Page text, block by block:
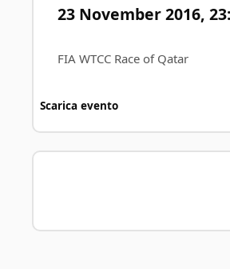
23 November 2016,
FIA WTCC Race of Qatar
Scarica evento